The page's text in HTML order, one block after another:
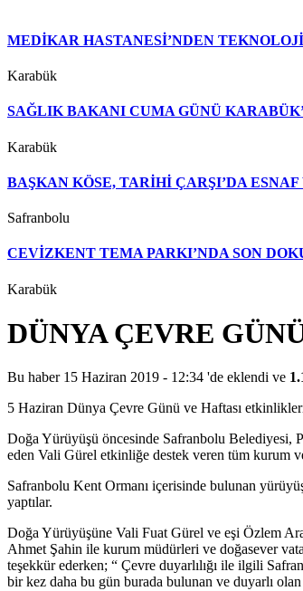
MEDİKAR HASTANESİ’NDEN
Karabük
SAĞLIK BAKANI CUMA GÜNÜ
Karabük
BAŞKAN KÖSE, TARİHİ ÇARŞI’DA
Safranbolu
CEVİZKENT TEMA PARKI’NDA SON
Karabük
DÜNYA ÇEVRE
Bu haber 15 Haziran 2019 - 12:34 'de eklendi ve
5 Haziran Dünya Çevre Günü ve Haftası
Doğa Yürüyüşü öncesinde Safranbolu
eden Vali Gürel etkinliğe destek veren tüm kurum
Safranbolu Kent Ormanı içerisinde bulunan
yaptılar.
Doğa Yürüyüşüne Vali Fuat Gürel ve eşi Özlem
Ahmet Şahin ile kurum müdürleri ve doğasever
teşekkür ederken; “ Çevre duyarlılığı ile ilgili
bir kez daha bu gün burada bulunan ve duyarlı